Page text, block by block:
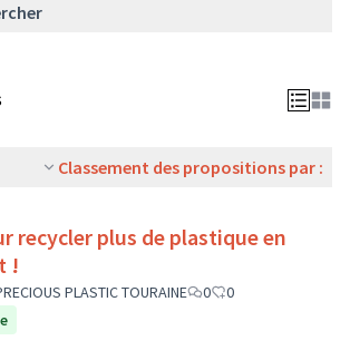
Classement des propositions par :
recycler plus de plastique en
!
PLASTIC TOURAINE 0
0